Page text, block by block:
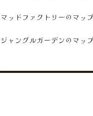
マッドファクトリーのマップ
ジャングルガーデンのマップ